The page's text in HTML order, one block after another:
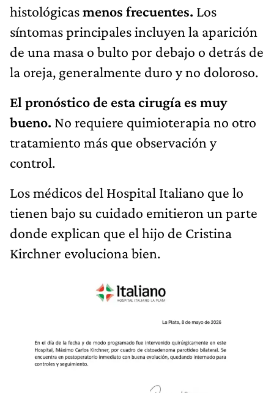
histológicasmenos frecuentes. Los
síntomas principales incluyen la aparición
de una masa o bulto por debajo o detrás de
la oreja, generalmente duro y no doloroso.
El pronóstico de esta cirugía es muy
bueno. No requiere quimioterapia no otro
tratamiento más que observación y
control.
Los médicos del Hospital Italiano que lo
tienen bajo su cuidado emitieron un parte
donde explican que el hijo de Cristina
Kirchner evoluciona bien.